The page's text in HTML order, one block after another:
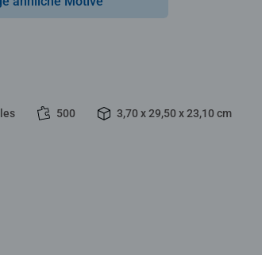
500 3,70 x 29,50 x 23,10 cm